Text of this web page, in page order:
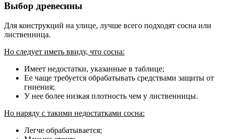
Выбор древесины
Для конструкций на улице, лучше всего подходят сосна или
лиственница.
Но следует иметь ввиду, что сосна:
Имеет недостатки, указанные в таблице;
Ее чаще требуется обрабатывать средствами защиты от
гниения;
У нее более низкая плотность чем у лиственницы.
Но наряду с такими недостатками сосна:
Легче обрабатывается;